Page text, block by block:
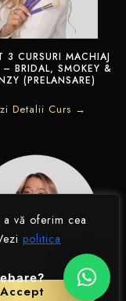
vă oferim cea
politica
Accept
3 CURSURI MACHIAJ
– BRIDAL, SMOKEY &
(PRELANSARE)
Detalii Curs →